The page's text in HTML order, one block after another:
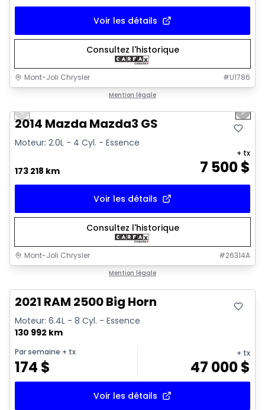
Voir les détails
Consultez l'historique
Mont-Joli Chrysler #U1786
Mention légale
Vidéo disponible
Previous slide Next
2014 Mazda Mazda3 GS
Moteur: 2.0L - 4 Cyl. - Essence
173 218 km 7 500$
+ tx
Voir les détails
Consultez l'historique
Mont-Joli Chrysler #26314A
Mention légale
Vidéo disponible
2021 RAM 2500 Big Horn
Moteur: 6.4L - 8 Cyl. - Essence
130 992 km
Par semaine + tx
174 $
+ tx
47 000$
Voir les détails